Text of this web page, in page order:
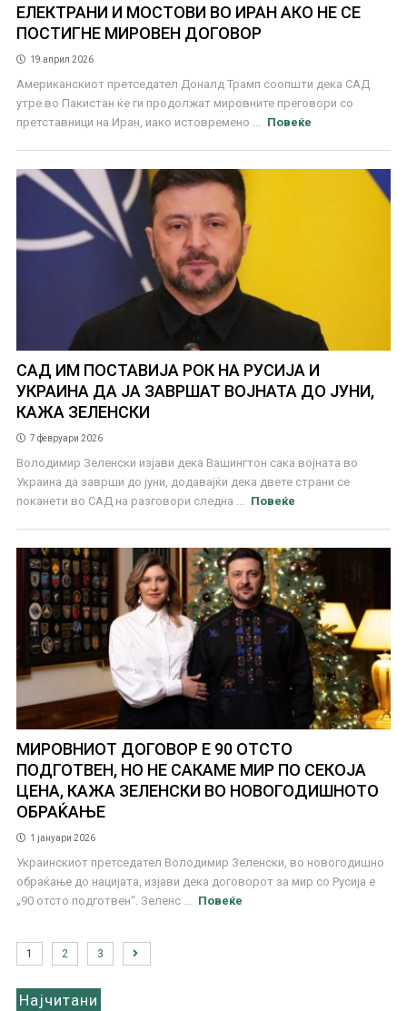
ЕЛЕКТРАНИ И МОСТОВИ ВО ИРАН АКО НЕ СЕ
ПОСТИГНЕ МИРОВЕН ДОГОВОР
19 април 2026
Американскиот претседател Доналд Трамп соопшти дека САД
утре во Пакистан ќе ги продолжат мировните преговори со
претставници на Иран, иако истовремено ...
Повеќе
САД ИМ ПОСТАВИЈА РОК НА РУСИЈА И
УКРАИНА ДА ЈА ЗАВРШАТ ВОЈНАТА ДО ЈУНИ,
КАЖА ЗЕЛЕНСКИ
7 февруари 2026
Володимир Зеленски изјави дека Вашингтон сака војната во
Украина да заврши до јуни, додавајќи дека двете страни се
поканети во САД на разговори следна ...
Повеќе
МИРОВНИОТ ДОГОВОР Е 90 ОТСТО
ПОДГОТВЕН, НО НЕ САКАМЕ МИР ПО СЕКОЈА
ЦЕНА, КАЖА ЗЕЛЕНСКИ ВО НОВОГОДИШНОТО
ОБРАЌАЊЕ
1 јануари 2026
Украинскиот претседател Володимир Зеленски, во новогодишно
обраќање до нацијата, изјави дека договорот за мир со Русија е
„90 отсто подготвен“. Зеленс ...
Повеќе
1 2 3
Најчитани